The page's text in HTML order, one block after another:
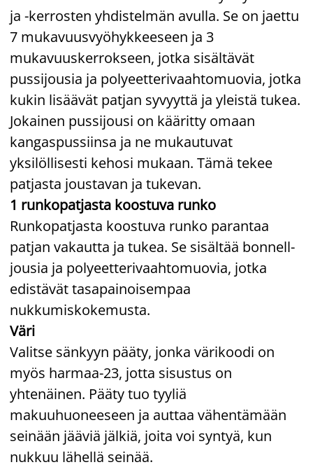
ja -kerrosten yhdistelmän avulla. Se on jaettu
7 mukavuusvyöhykkeeseen ja 3
mukavuuskerrokseen, jotka sisältävät
pussijousia ja polyeetterivaahtomuovia, jotka
kukin lisäävät patjan syvyyttä ja yleistä tukea.
Jokainen pussijousi on kääritty omaan
kangaspussiinsa ja ne mukautuvat
yksilöllisesti kehosi mukaan. Tämä tekee
patjasta joustavan ja tukevan.
1 runkopatjasta koostuva runko
Runkopatjasta koostuva runko parantaa
patjan vakautta ja tukea. Se sisältää bonnell-
jousia ja polyeetterivaahtomuovia, jotka
edistävät tasapainoisempaa
nukkumiskokemusta.
Väri
Valitse sänkyyn pääty, jonka värikoodi on
myös harmaa-23, jotta sisustus on
yhtenäinen. Pääty tuo tyyliä
makuuhuoneeseen ja auttaa vähentämään
seinään jääviä jälkiä, joita voi syntyä, kun
nukkuu lähellä seinää.